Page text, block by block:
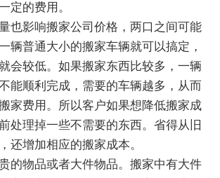
定的费用。
也影响搬家公司价格，两口之间可能
辆普通大小的搬家车辆就可以搞定，
会较低。如果搬家东西比较多，一辆
能顺利完成，需要的车辆越多，从而
家费用。所以客户如果想降低搬家成
处理掉一些不需要的东西。省得从旧
还增加相应的搬家成本。
的物品或者大件物品。搬家中有大件